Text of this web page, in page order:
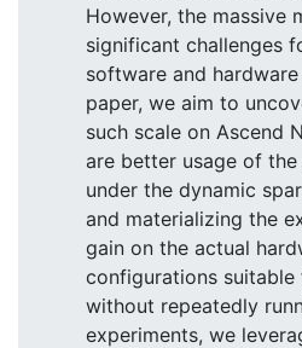
However, the massive
significant challenges
software and
paper, we aim to
such scale on Ascend
are better usage of
under the dynamic
and materializing the
gain on the actual
configurations suitable
without repeatedly
experiments, we